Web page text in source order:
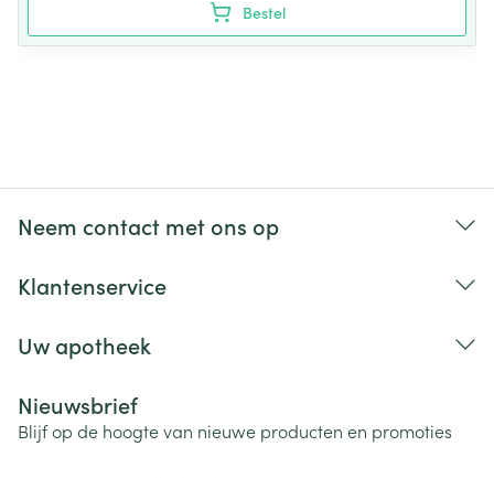
Bestel
Neem contact met ons op
Klantenservice
Uw apotheek
Nieuwsbrief
Blijf op de hoogte van nieuwe producten en promoties